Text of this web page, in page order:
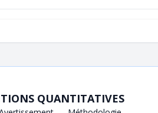
QUANTITATIVES